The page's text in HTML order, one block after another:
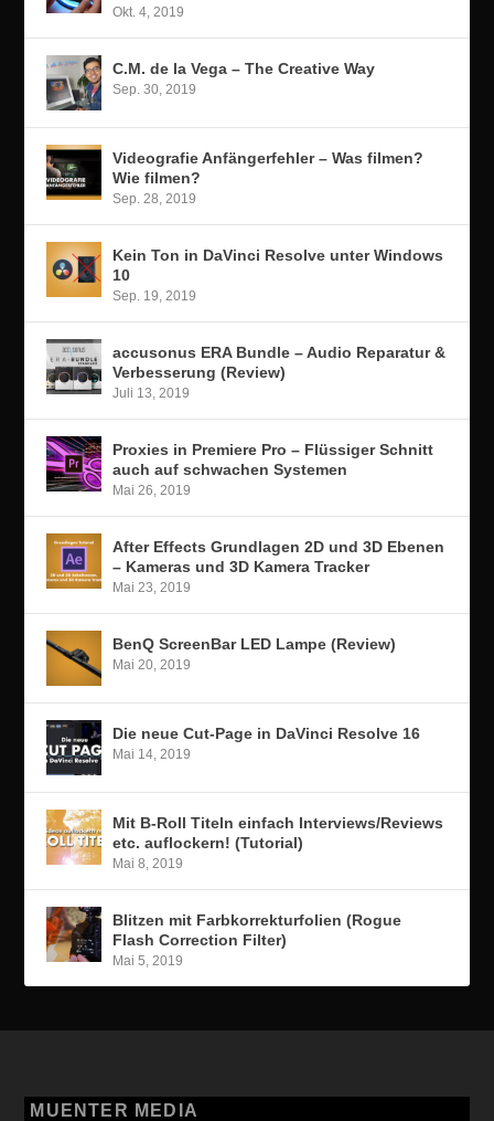
Okt. 4, 2019
C.M. de la Vega – The Creative Way
Sep. 30, 2019
Videografie Anfängerfehler – Was filmen?
Wie filmen?
Sep. 28, 2019
Kein Ton in DaVinci Resolve unter Windows
10
Sep. 19, 2019
accusonus ERA Bundle – Audio Reparatur &
Verbesserung (Review)
Juli 13, 2019
Proxies in Premiere Pro – Flüssiger Schnitt
auch auf schwachen Systemen
Mai 26, 2019
After Effects Grundlagen 2D und 3D Ebenen
– Kameras und 3D Kamera Tracker
Mai 23, 2019
BenQ ScreenBar LED Lampe (Review)
Mai 20, 2019
Die neue Cut-Page in DaVinci Resolve 16
Mai 14, 2019
Mit B-Roll Titeln einfach Interviews/Reviews
etc. auflockern! (Tutorial)
Mai 8, 2019
Blitzen mit Farbkorrekturfolien (Rogue
Flash Correction Filter)
Mai 5, 2019
MUENTER MEDIA